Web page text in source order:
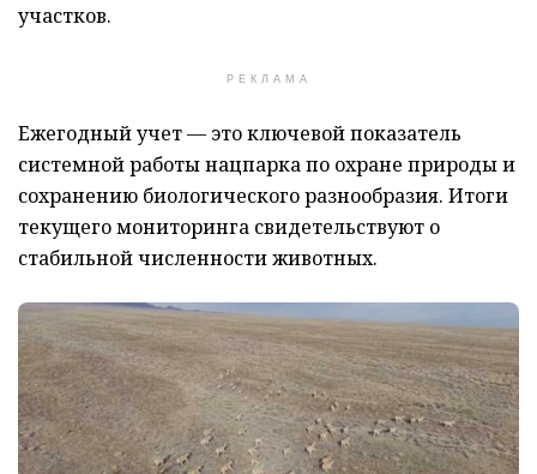
участков.
РЕКЛАМА
Ежегодный учет — это ключевой показатель
системной работы нацпарка по охране природы и
сохранению биологического разнообразия. Итоги
текущего мониторинга свидетельствуют о
стабильной численности животных.